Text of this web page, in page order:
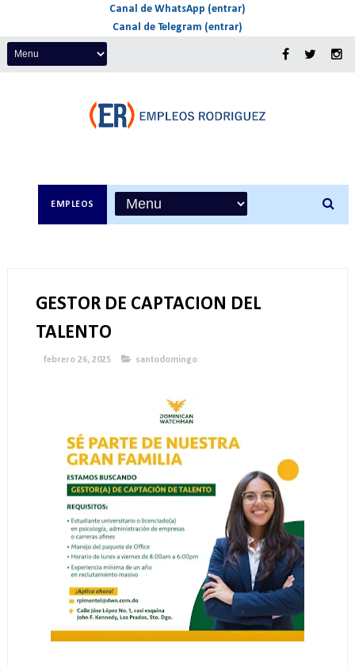
Canal de WhatsApp (entrar)
Canal de Telegram (entrar)
EMPLEOS
GESTOR DE CAPTACION DEL
TALENTO
febrero 26, 2025 santodomingo